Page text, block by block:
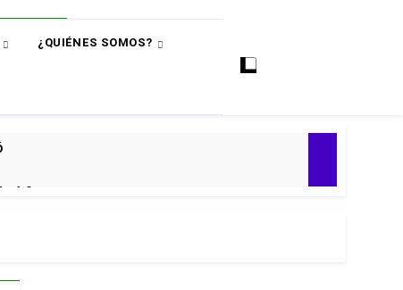
¿QUIÉNES SOMOS?
4-0